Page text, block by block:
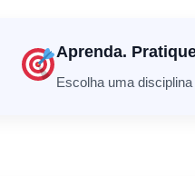
Aprenda.
Escolha uma